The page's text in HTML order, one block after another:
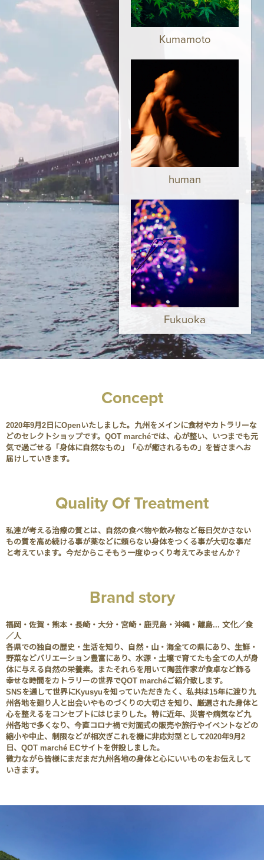
Kumamoto
human
Fukuoka
Concept
2020年9月2日にOpenいたしました。九州をメインに食材やカトラリーな
どのセレクトショップです。QOT marchéでは、心が整い、いつまでも元
気で過ごせる「身体に自然なもの」「心が癒されるもの」を皆さまへお
届けしていきます。
Quality Of Treatment
私達が考える治療の質とは、自然の食べ物や飲み物など毎日欠かさない
もの質を高め続ける事が薬などに頼らない身体をつくる事が大切な事だ
と考えています。今だからこそもう一度ゆっくり考えてみませんか？
Brand story
福岡・佐賀・熊本・長崎・大分・宮崎・鹿児島・沖縄・離島... 文化／食
／人
各県での独自の歴史・生活を知り、自然・山・海全ての県にあり、生鮮・
野菜などバリエーション豊富にあり、水源・土壌で育てたも全ての人が身
体に与える自然の栄養素。またそれらを用いて陶芸作家が食卓など飾る
幸せな時間をカトラリーの世界でQOT marchéご紹介致します。
SNSを通して世界にKyusyuを知っていただきたく、私共は15年に渡り九
州各地を廻り人と出会いやものづくりの大切さを知り、厳選された身体と
心を整えるをコンセプトにはじまりした。特に近年、災害や病気など九
州各地で多くなり、今直コロナ禍で対面式の販売や旅行やイベントなどの
縮小や中止、制限などが相次ぎこれを機に非応対型として2020年9月2
日、QOT marché ECサイトを併設しました。
微力ながら皆様にまだまだ九州各地の身体と心にいいものをお伝えして
いきます。